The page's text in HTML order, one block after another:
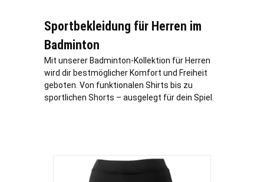
Sportbekleidung für Herren im
Badminton
Mit unserer Badminton-Kollektion für Herren
wird dir bestmöglicher Komfort und Freiheit
geboten. Von funktionalen Shirts bis zu
sportlichen Shorts – ausgelegt für dein Spiel.